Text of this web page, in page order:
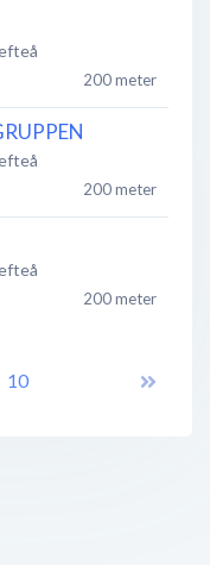
200 meter
200 meter
200 meter
Skellefteå
10